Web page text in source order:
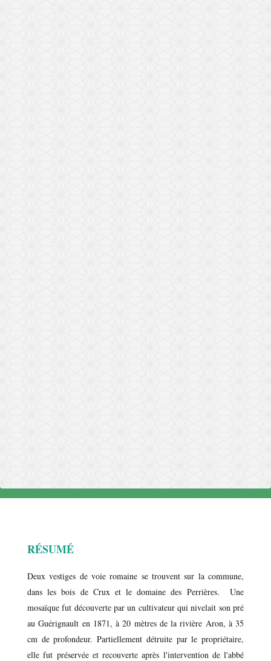
RÉSUMÉ
Deux vestiges de voie romaine se trouvent sur la commune,
dans les bois de Crux et le domaine des Perrières. Une
mosaïque fut découverte par un cultivateur qui nivelait son pré
au Guérignault en 1871, à 20 mètres de la rivière Aron, à 35
cm de profondeur. Partiellement détruite par le propriétaire,
elle fut préservée et recouverte après l'intervention de l'abbé